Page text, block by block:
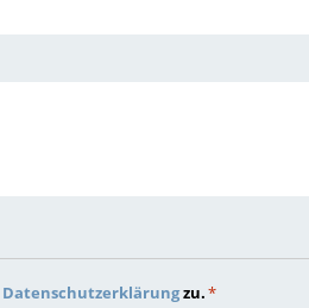
Datenschutzerklärungzu.*